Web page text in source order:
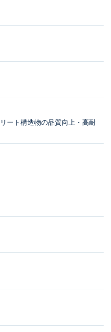
ート構造物の品質向上・高耐